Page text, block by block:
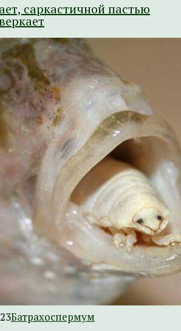
саркастичной пастью
Батрахоспермум